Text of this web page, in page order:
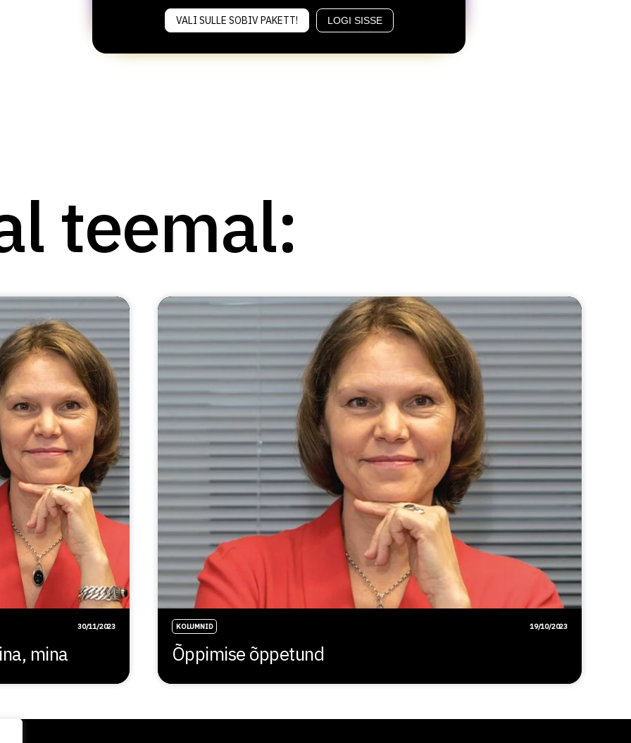
VALI SULLE SOBIV PAKETT! LOGI SISSE
teemal:
30/11/2023
mina
KOLUMNID 19/10/2023
Õppimise õppetund